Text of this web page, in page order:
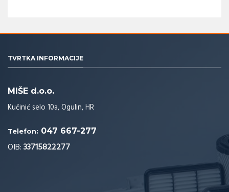
TVRTKA INFORMACIJE
MIŠE d.o.o.
Kučinić selo 10a, Ogulin, HR
Telefon: 047 667-277
OIB:33715822277